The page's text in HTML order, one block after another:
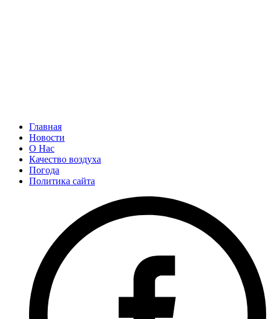
Главная
Новости
О Нас
Качество воздуха
Погода
Политика сайта